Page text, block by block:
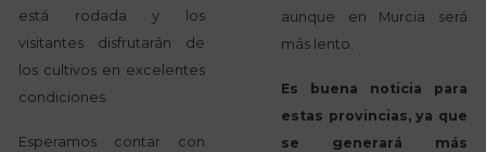
está rodada y los
visitantes disfrutarán de
los cultivos en excelentes
condiciones.
Esperamos contar con
aunque en Murcia será
más lento.
Es buena noticia para
estas provincias, ya que
se generará más